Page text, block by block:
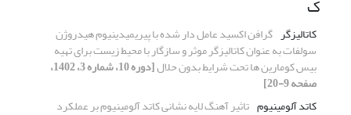
ک
کاتالیزگر گرافن اکسید عامل دار شده با پیریمیدینیوم هیدروژن
سولفات به عنوان کاتالیزگر موثر و سازگار با محیط زیست برای تهیه
بیس کومارین ها تحت شرایط بدون حلال [دوره 10، شماره 3، 1402،
صفحه 9-20]
کاتد آلومینیوم تاثیر آهنگ لایه نشانی کاتد آلومینیوم بر عملکرد